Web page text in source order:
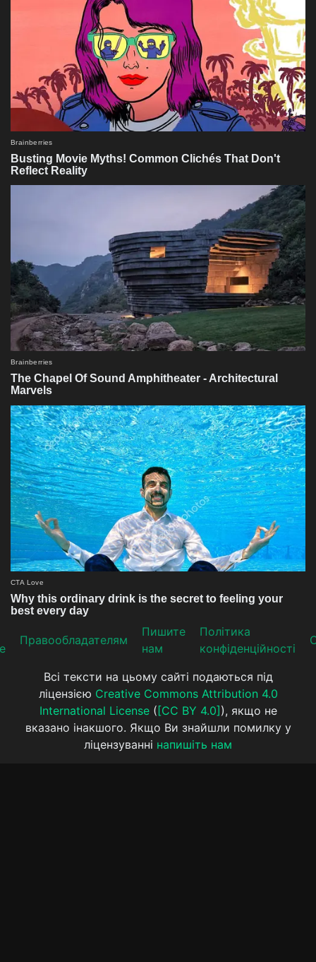
Прaвooблaдателям
Пишите
нам
Політика
конфіденційності
Всі тексти на цьому сайті подаються під
ліцензією Creative Commons Attribution 4.0
International License( [CC BY 4.0] ), якщо не
вказано інакшого. Якщо Ви знайшли помилку у
ліцензуванні напишіть нам